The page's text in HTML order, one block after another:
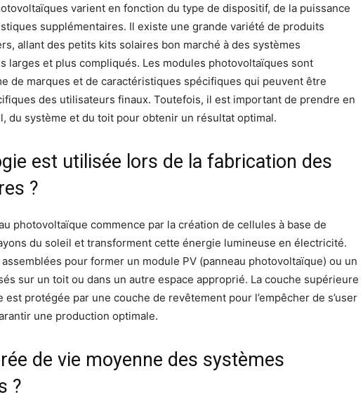
varient en fonction du type de dispositif, de la puissance
supplémentaires. Il existe une grande variété de produits
allant des petits kits solaires bon marché à des systèmes
larges et plus compliqués. Les modules photovoltaïques sont
de marques et de caractéristiques spécifiques qui peuvent être
des utilisateurs finaux. Toutefois, il est important de prendre en
du système et du toit pour obtenir un résultat optimal.
est utilisée lors de la fabrication des
?
photovoltaïque commence par la création de cellules à base de
du soleil et transforment cette énergie lumineuse en électricité.
pour former un module PV (panneau photovoltaïque) ou un
sur un toit ou dans un autre espace approprié. La couche supérieure
protégée par une couche de revêtement pour l’empêcher de s’user
une production optimale.
de vie moyenne des systèmes
?